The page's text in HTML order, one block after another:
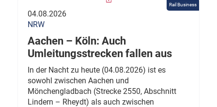
Rail Business
04.08.2026
NRW
Aachen – Köln: Auch
Umleitungsstrecken fallen aus
In der Nacht zu heute (04.08.2026) ist es
sowohl zwischen Aachen und
Mönchengladbach (Strecke 2550, Abschnitt
Lindern – Rheydt) als auch zwischen